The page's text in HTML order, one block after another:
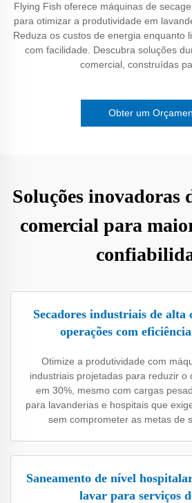
Flying Fish oferece máquinas de
para otimizar a produtividade em
Reduza os custos de energia enquanto
com facilidade. Descubra soluções
comercial, construídas
Obter um
Soluções inovadoras
comercial para
Secadores industriais de alta
operações com
Otimize a produtividade com
industriais projetadas para reduzir o
em 30%, mesmo com cargas
para lavanderias e hospitais que
sem comprometer as metas de
Saneamento de nível
lavar para serviços